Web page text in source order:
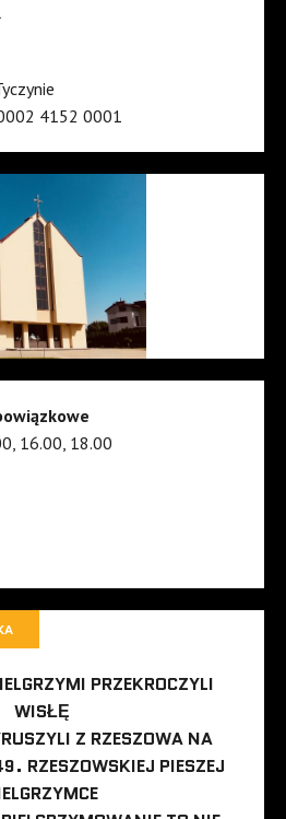
4152 0001
16.00, 18.00
PRZEKROCZYLI
WISŁĘ
Z RZESZOWA NA
RZESZOWSKIEJ PIESZEJ